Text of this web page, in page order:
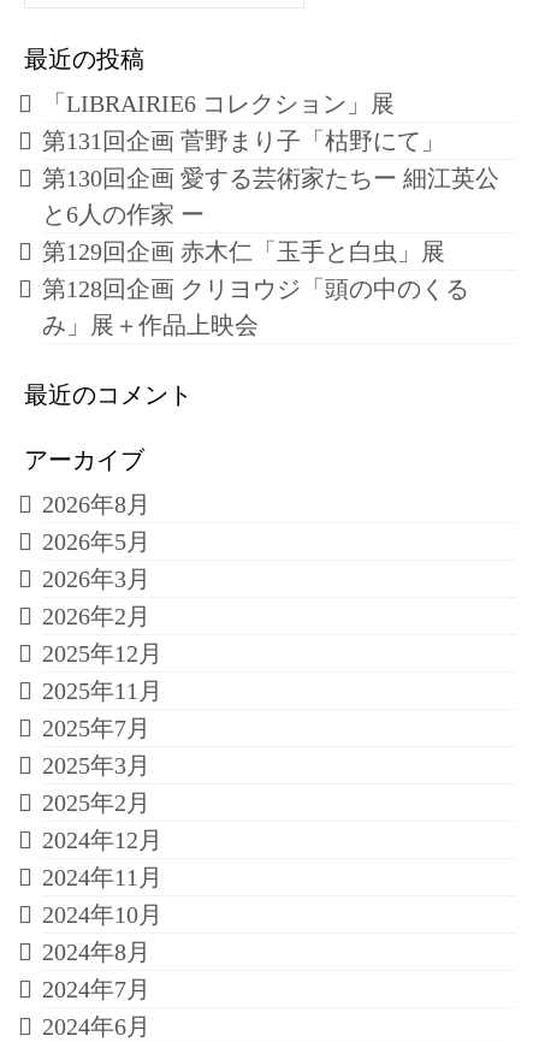
ペ
ー
ジ
送
り
for:
最近の投稿
「LIBRAIRIE6 コレクション」展
第131回企画 菅野まり子「枯野にて」
第130回企画 愛する芸術家たちー 細江英公
と6人の作家 ー
第129回企画 赤木仁「玉手と白虫」展
第128回企画 クリヨウジ「頭の中のくる
み」展＋作品上映会
最近のコメント
アーカイブ
2026年8月
2026年5月
2026年3月
2026年2月
2025年12月
2025年11月
2025年7月
2025年3月
2025年2月
2024年12月
2024年11月
2024年10月
2024年8月
2024年7月
2024年6月